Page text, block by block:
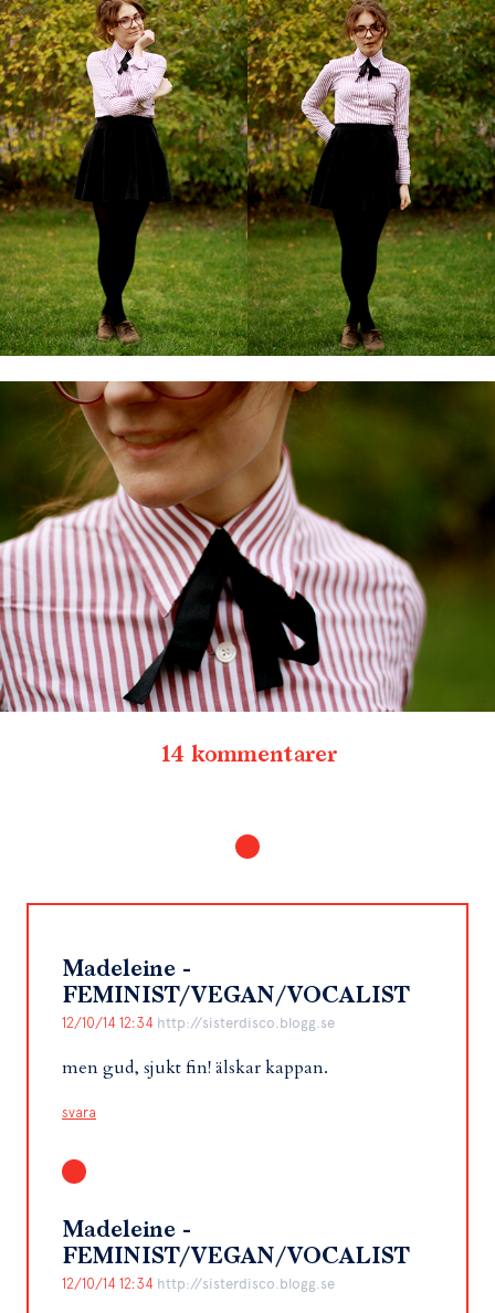
14 kommentarer
Madeleine -
FEMINIST/VEGAN/VOCALIST
12/10/14 12:34 http://sisterdisco.blogg.se
men gud, sjukt fin! älskar kappan.
svara
Madeleine -
FEMINIST/VEGAN/VOCALIST
12/10/14 12:34 http://sisterdisco.blogg.se